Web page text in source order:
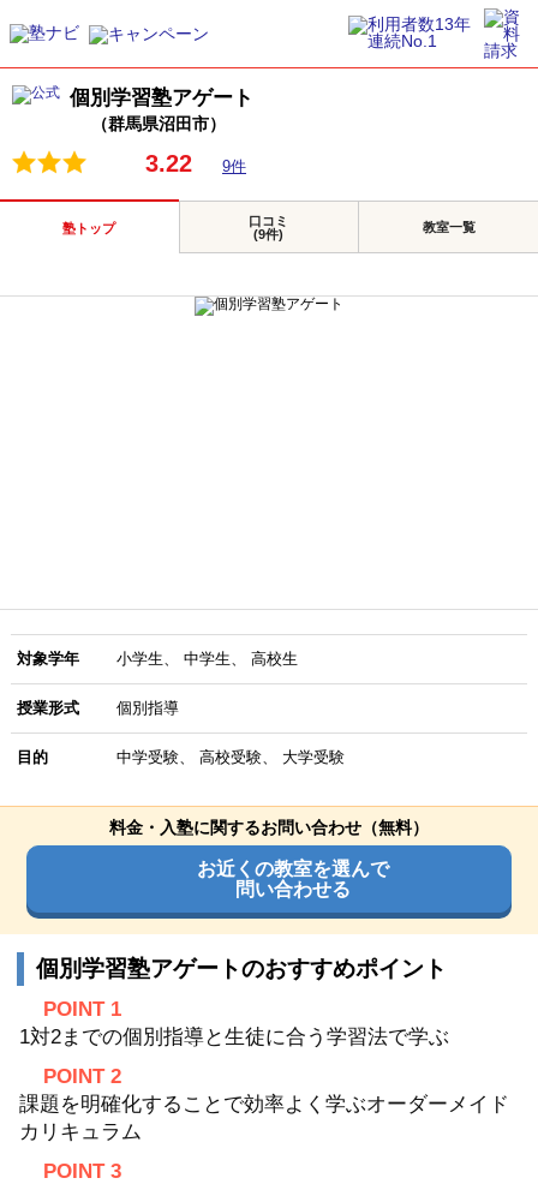
個別学習塾アゲート
（群馬県沼田市）
3.22 9件
塾トップ
口コミ
(9件)
教室一覧
対象学年 小学生 中学生 高校生
授業形式 個別指導
目的 中学受験 高校受験 大学受験
料金・入塾に関するお問い合わせ（無料）
お近くの教室を選んで
問い合わせる
個別学習塾アゲートのおすすめポイント
POINT 1
1対2までの個別指導と生徒に合う学習法で学ぶ
POINT 2
課題を明確化することで効率よく学ぶオーダーメイド
カリキュラム
POINT 3